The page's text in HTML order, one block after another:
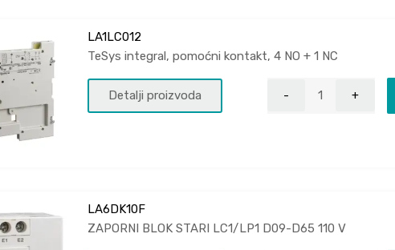
LA1LC012
TeSys integral, pomoćni kontakt, 4 NO + 1 NC
Detalji proizvoda
LA6DK10F
ZAPORNI BLOK STARI LC1/LP1 D09-D65 110 V